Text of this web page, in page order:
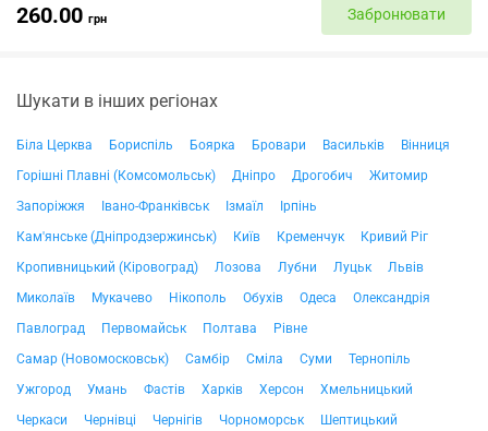
260.00 грн Забронювати
Шукати в інших регіонах
Біла Церква Бориспіль Боярка Бровари Васильків
Вінниця
Горішні Плавні (Комсомольськ)
Дніпро Дрогобич
Житомир
Запоріжжя
Івано-Франківськ Ізмаїл
Ірпінь
Кам'янське (Дніпродзержинськ)
Київ Кременчук
Кривий Ріг
Кропивницький (Кіровоград)
Лозова Лубни Луцьк
Львів
Миколаїв
Мукачево Нікополь Обухів Одеса
Олександрія
Павлоград
Первомайськ Полтава
Рівне
Самар (Новомосковськ)
Самбір Сміла Суми
Тернопіль
Ужгород
Умань Фастів Харків Херсон
Хмельницький
Черкаси
Чернівці Чернігів Чорноморськ Шептицький